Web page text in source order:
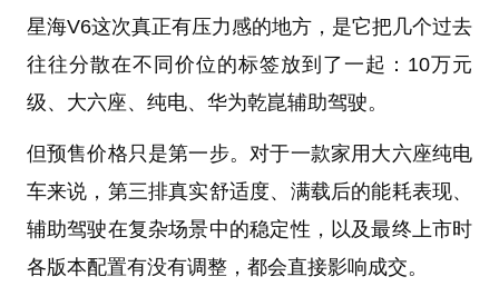
星海V6这次真正有压力感的地方，是它把几个过去
往往分散在不同价位的标签放到了一起：10万元
级、大六座、纯电、华为乾崑辅助驾驶。
但预售价格只是第一步。对于一款家用大六座纯电
车来说，第三排真实舒适度、满载后的能耗表现、
辅助驾驶在复杂场景中的稳定性，以及最终上市时
各版本配置有没有调整，都会直接影响成交。